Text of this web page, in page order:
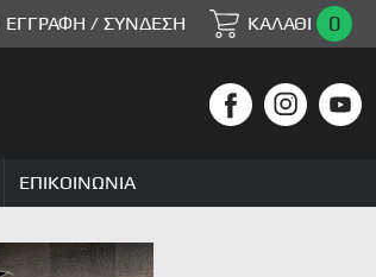
ΕΓΓΡΑΦΗ / ΣΥΝΔΕΣΗ ΚΑΛΑΘΙ 0
ΕΠΙΚΟΙΝΩΝΙΑ